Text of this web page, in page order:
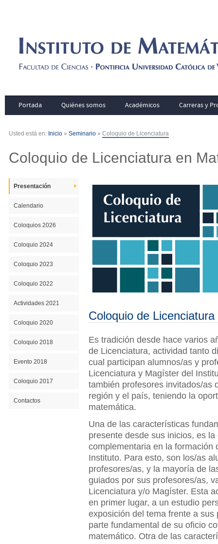
Portada Quiénes somos Académicos Carreras y
Usted está en: Inicio » Seminario » Coloquio de Licenciatura
Coloquio de Licenciatura en
Presentación
Calendario
Coloquios 2026
Coloquio 2024
Coloquio 2023
Coloquio 2022
Actividades 2021
Coloquio 2020
Coloquio 2018
Evento 2018
Coloquio 2017
Contactos
Coloquio de Licenciatura
Es tradición desde hace varios
de Licenciatura, actividad tanto
cual participan alumnos/as y
Licenciatura y Magíster del
también profesores invitados/as
región y el país, teniendo la
matemática.
Una de las características
presente desde sus inicios, es
complementaria en la formación
Instituto. Para esto, son los/as
profesores/as, y la mayoría de
guiados por sus profesores/as,
Licenciatura y/o Magíster. Esta
en primer lugar, a un estudio
exposición del tema frente a
parte fundamental de su oficio
matemático. Otra de las